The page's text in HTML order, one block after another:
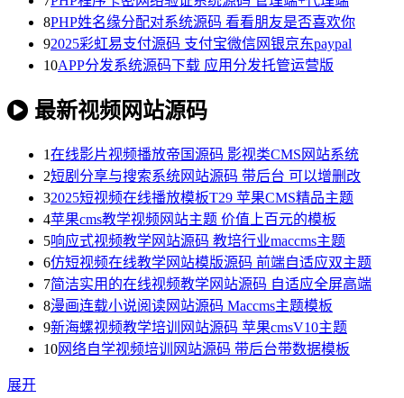
8PHP姓名缘分配对系统源码 看看朋友是否喜欢你
92025彩虹易支付源码 支付宝微信网银京东paypal
10APP分发系统源码下载 应用分发托管运营版
最新视频网站源码
1在线影片视频播放帝国源码 影视类CMS网站系统
2短剧分享与搜索系统网站源码 带后台 可以增删改
32025短视频在线播放模板T29 苹果CMS精品主题
4苹果cms教学视频网站主题 价值上百元的模板
5响应式视频教学网站源码 教培行业maccms主题
6仿短视频在线教学网站模版源码 前端自适应双主题
7简洁实用的在线视频教学网站源码 自适应全屏高端
8漫画连载小说阅读网站源码 Maccms主题模板
9新海螺视频教学培训网站源码 苹果cmsV10主题
10网络自学视频培训网站源码 带后台带数据模板
展开